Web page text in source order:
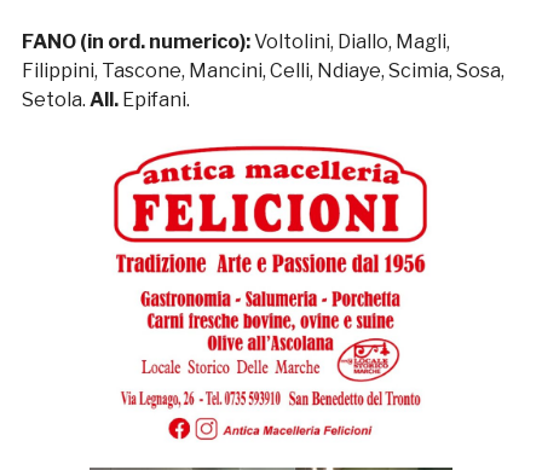
FANO (in ord. numerico):Voltolini, Diallo, Magli,
Filippini, Tascone, Mancini, Celli, Ndiaye, Scimia, Sosa,
Setola. All.Epifani.